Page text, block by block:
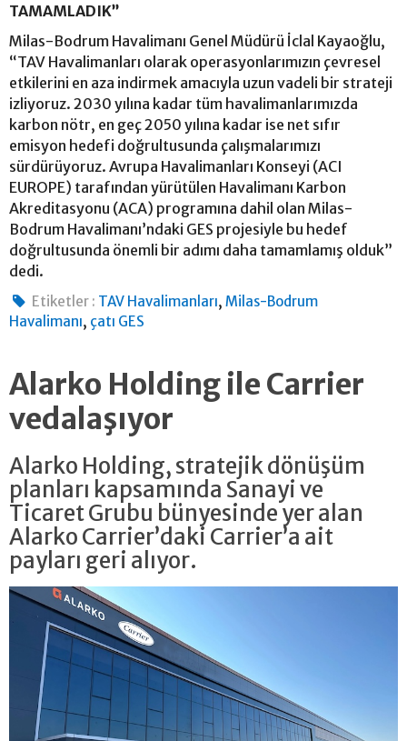
TAMAMLADIK”
Milas-Bodrum Havalimanı Genel Müdürü İclal Kayaoğlu,
“TAV Havalimanları olarak operasyonlarımızın çevresel
etkilerini en aza indirmek amacıyla uzun vadeli bir strateji
izliyoruz. 2030 yılına kadar tüm havalimanlarımızda
karbon nötr, en geç 2050 yılına kadar ise net sıfır
emisyon hedefi doğrultusunda çalışmalarımızı
sürdürüyoruz. Avrupa Havalimanları Konseyi (ACI
EUROPE) tarafından yürütülen Havalimanı Karbon
Akreditasyonu (ACA) programına dahil olan Milas-
Bodrum Havalimanı’ndaki GES projesiyle bu hedef
doğrultusunda önemli bir adımı daha tamamlamış olduk”
dedi.
Etiketler : TAV Havalimanları,Milas-Bodrum
Havalimanı, çatı GES
Alarko Holding ile Carrier
vedalaşıyor
Alarko Holding, stratejik dönüşüm
planları kapsamında Sanayi ve
Ticaret Grubu bünyesinde yer alan
Alarko Carrier’daki Carrier’a ait
payları geri alıyor.